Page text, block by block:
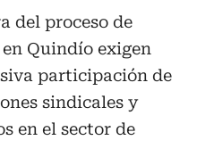
del proceso de
Quindío exigen
participación de
sindicales y
en el sector de